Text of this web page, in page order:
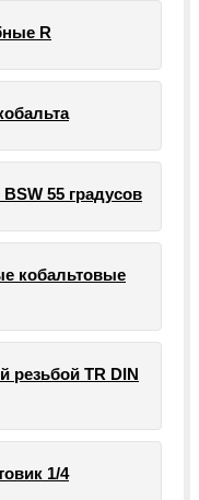
R
55 градусов
кобальтовые
резьбой TR DIN
1/4